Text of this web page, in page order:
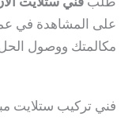
على المشاهدة في
مكالمتك ووصول
فني تركيب ستلايت